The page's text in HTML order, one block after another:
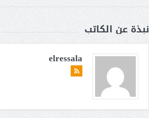
نبذة عن الكاتب
elressala